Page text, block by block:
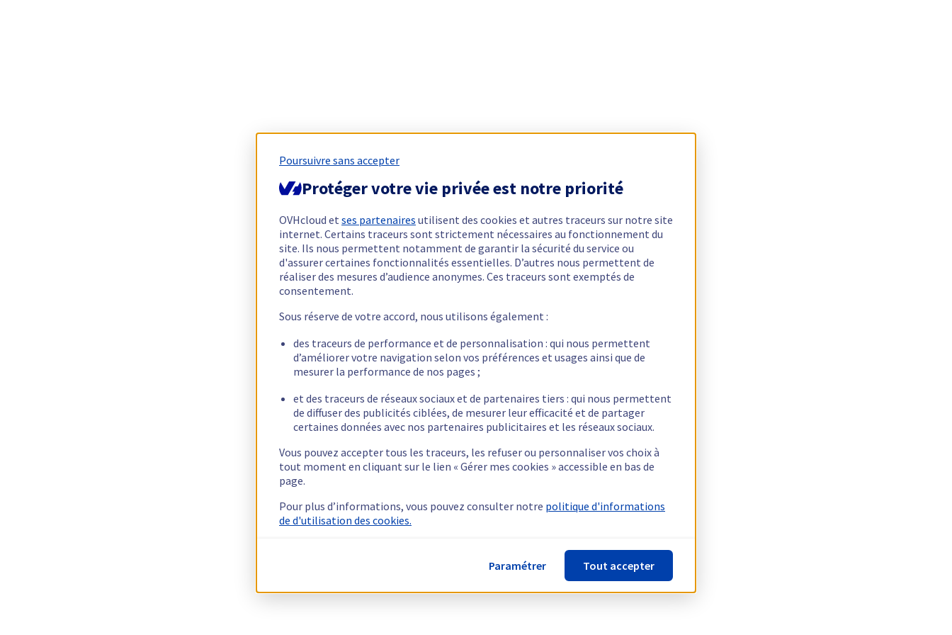
Poursuivre sans accepter
Protéger votre vie privée est notre priorité
OVHcloud et ses partenaires utilisent des cookies et autres traceurs sur notre site
internet. Certains traceurs sont strictement nécessaires au fonctionnement du
site. Ils nous permettent notamment de garantir la sécurité du service ou
d'assurer certaines fonctionnalités essentielles. D’autres nous permettent de
réaliser des mesures d’audience anonymes. Ces traceurs sont exemptés de
consentement.
Sous réserve de votre accord, nous utilisons également :
des traceurs de performance et de personnalisation : qui nous permettent
d’améliorer votre navigation selon vos préférences et usages ainsi que de
mesurer la performance de nos pages ;
et des traceurs de réseaux sociaux et de partenaires tiers : qui nous permettent
de diffuser des publicités ciblées, de mesurer leur efficacité et de partager
certaines données avec nos partenaires publicitaires et les réseaux sociaux.
Vous pouvez accepter tous les traceurs, les refuser ou personnaliser vos choix à
tout moment en cliquant sur le lien « Gérer mes cookies » accessible en bas de
page.
Pour plus d’informations, vous pouvez consulter notre politique d'informations
de d'utilisation des cookies.
Paramétrer Tout accepter